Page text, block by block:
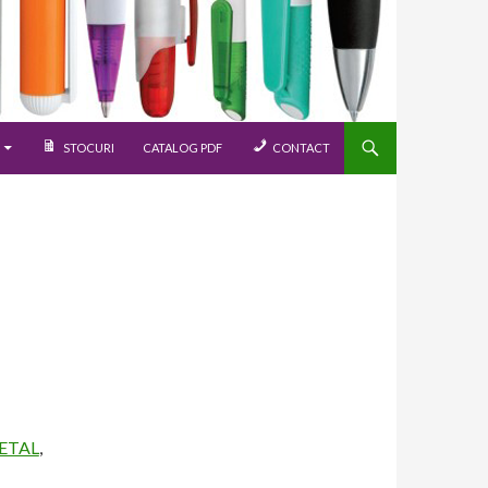
STOCURI CATALOG PDF CONTACT